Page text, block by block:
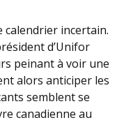
calendrier incertain.
d’Unifor
peinant à voir une
alors anticiper les
semblent se
canadienne au